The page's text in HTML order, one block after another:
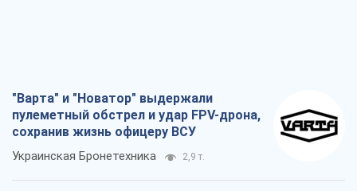
"Варта" и "Новатор" выдержали
пулеметный обстрел и удар FPV-дрона,
сохранив жизнь офицеру ВСУ
Украинская Бронетехника 2,9 т.